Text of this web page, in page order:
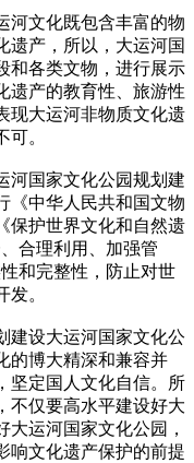
河文化既包含丰富的物
遗产，所以，大运河国
和各类文物，进行展示
遗产的教育性、旅游性
现大运河非物质文化遗
。
河国家文化公园规划建
《中华人民共和国文物
保护世界文化和自然遗
合理利用、加强管
和完整性，防止对世
。
建设大运河国家文化公
的博大精深和兼容并
坚定国人文化自信。所
不仅要高水平建设好大
运河国家文化公园，
响文化遗产保护的前提